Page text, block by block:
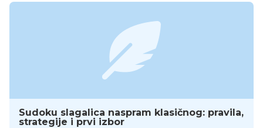
Sudoku slagalica naspram klasičnog: pravila,
strategije i prvi izbor